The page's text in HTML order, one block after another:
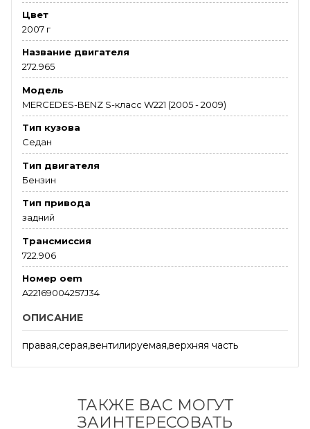
Цвет
2007 г
Название двигателя
272.965
Модель
MERCEDES-BENZ S-класс W221 (2005 - 2009)
Тип кузова
Седан
Тип двигателя
Бензин
Тип привода
задний
Трансмиссия
722.906
Номер oem
A22169004257J34
ОПИСАНИЕ
правая,серая,вентилируемая,верхняя часть
ТАКЖЕ ВАС МОГУТ
ЗАИНТЕРЕСОВАТЬ